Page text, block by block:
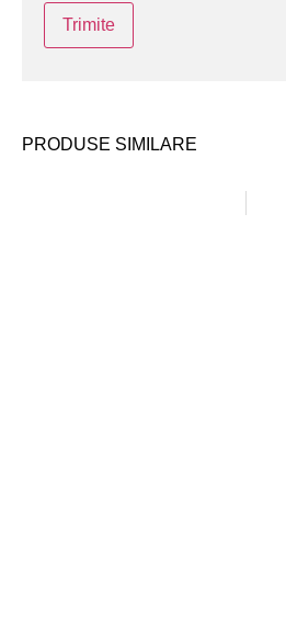
PRODUSE SIMILARE